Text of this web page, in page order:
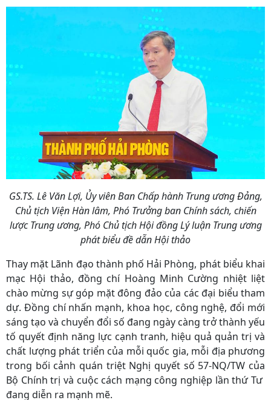
GS.TS. Lê Văn Lợi, Ủy viên Ban Chấp hành Trung ương Đảng,
Chủ tịch Viện Hàn lâm, Phó Trưởng ban Chính sách, chiến
lược Trung ương, Phó Chủ tịch Hội đồng Lý luận Trung ương
phát biểu đề dẫn Hội thảo
Thay mặt Lãnh đạo thành phố Hải Phòng, phát biểu khai
mạc Hội thảo, đồng chí Hoàng Minh Cường nhiệt liệt
chào mừng sự góp mặt đông đảo của các đại biểu tham
dự. Đồng chí nhấn mạnh, khoa học, công nghệ, đổi mới
sáng tạo và chuyển đổi số đang ngày càng trở thành yếu
tố quyết định năng lực cạnh tranh, hiệu quả quản trị và
chất lượng phát triển của mỗi quốc gia, mỗi địa phương
trong bối cảnh quán triệt Nghị quyết số 57-NQ/TW của
Bộ Chính trị và cuộc cách mạng công nghiệp lần thứ Tư
đang diễn ra mạnh mẽ.